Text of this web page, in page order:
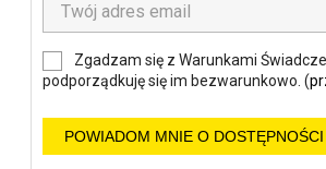
Zgadzam się z Warunkami
podporządkuję się im bezwarunkowo. (
POWIADOM MNIE O DOSTĘPNOŚCI